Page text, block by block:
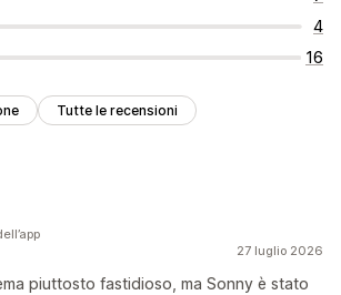
4
16
Tutte le recensioni
27 luglio 2026
piuttosto fastidioso, ma Sonny è stato